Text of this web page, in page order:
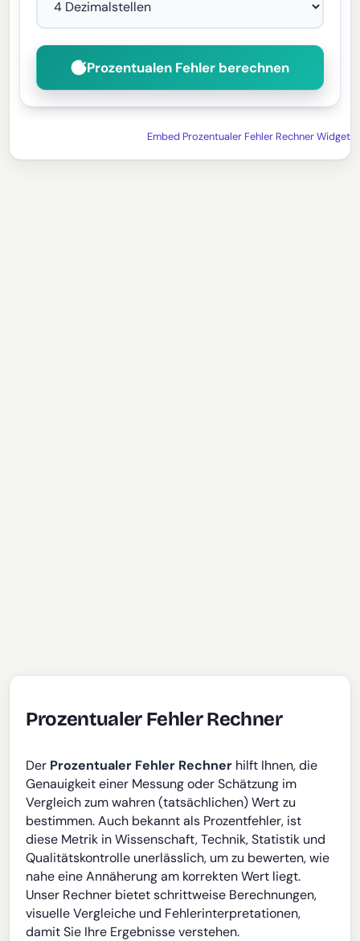
Prozentualen Fehler berechnen
Embed Prozentualer Fehler Rechner Widget
Prozentualer Fehler Rechner
Der Prozentualer Fehler Rechner hilft Ihnen, die
Genauigkeit einer Messung oder Schätzung im
Vergleich zum wahren (tatsächlichen) Wert zu
bestimmen. Auch bekannt als Prozentfehler, ist
diese Metrik in Wissenschaft, Technik, Statistik und
Qualitätskontrolle unerlässlich, um zu bewerten, wie
nahe eine Annäherung am korrekten Wert liegt.
Unser Rechner bietet schrittweise Berechnungen,
visuelle Vergleiche und Fehlerinterpretationen,
damit Sie Ihre Ergebnisse verstehen.